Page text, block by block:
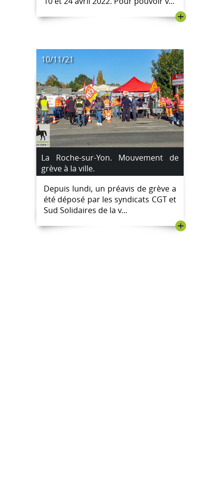
+
10/11/21
La Roche-sur-Yon. Mouvement de
grève à la ville.
Depuis lundi, un préavis de grève a
été déposé par les syndicats CGT et
Sud Solidaires de la v...
+